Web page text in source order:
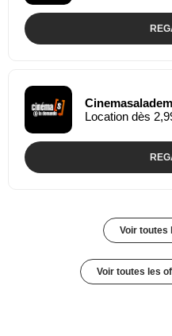
Location dès
Voir toutes
Voir toutes les